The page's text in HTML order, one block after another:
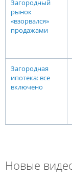
Загородный
рынок
«взорвался»
продажами
Загородная
ипотека: все
включено
Новые